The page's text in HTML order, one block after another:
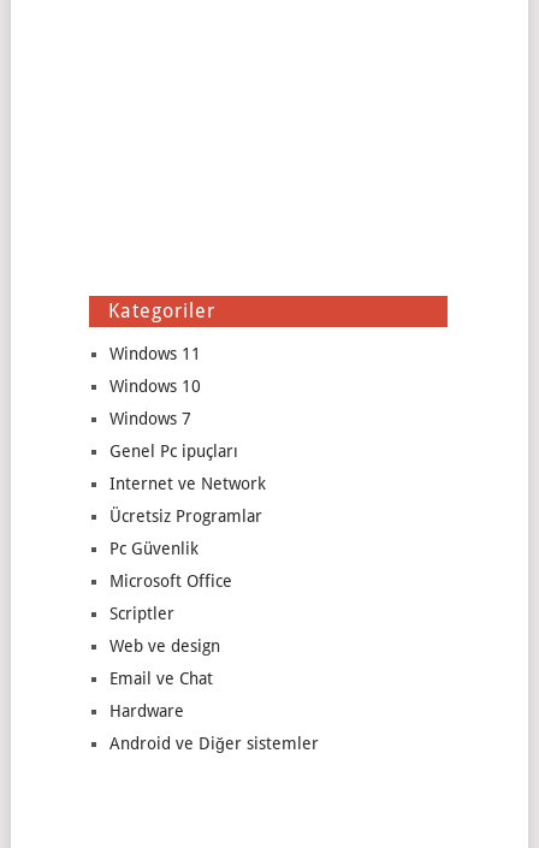
Kategoriler
Windows 11
Windows 10
Windows 7
Genel Pc ipuçları
Internet ve Network
Ücretsiz Programlar
Pc Güvenlik
Microsoft Office
Scriptler
Web ve design
Email ve Chat
Hardware
Android ve Diğer sistemler